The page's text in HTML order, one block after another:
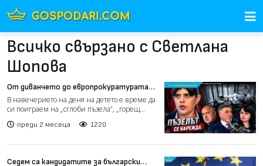
Всичко свързано с Светлана
Шопова
От диванчето до европрокуратурата
(видео)
В навечерието на деня на детето е време да
си поиграем на „сглоби пъзела“, „горещ
преди 2 месеца 1220
Седем са кандидатите за български